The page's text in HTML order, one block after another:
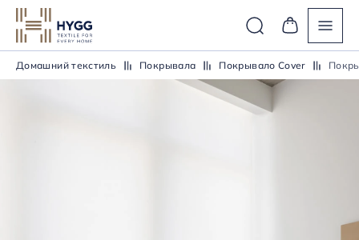
Домашний текстиль Покрывала Покрывало Cover